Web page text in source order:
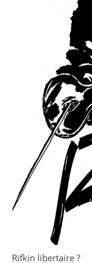
Rifkin libertaire ?